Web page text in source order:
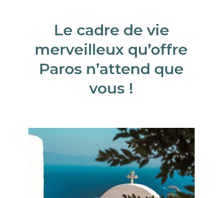
Le cadre de vie
merveilleux qu’offre
Paros n’attend que
vous !